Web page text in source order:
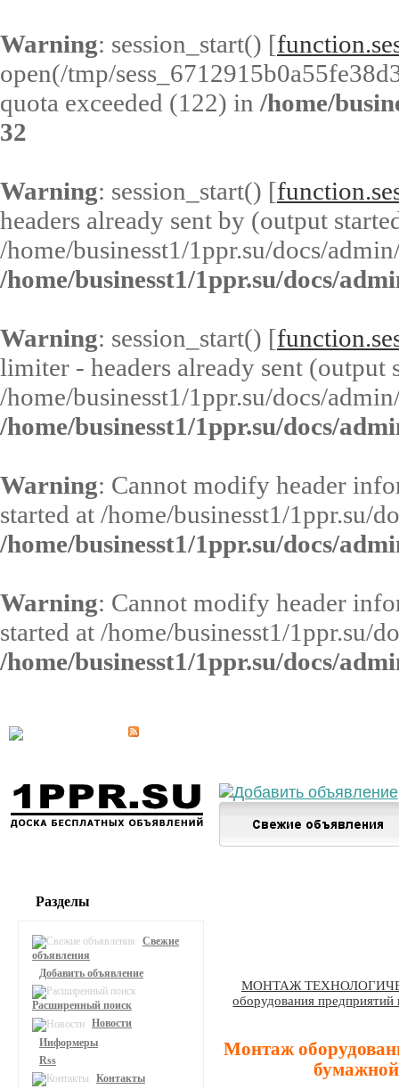
Warning: session_start() [
open(/tmp/
quota exceeded (122) in /home/
32
Warning: session_start() [
headers already sent by (output
/home/businesst1/1ppr.su/docs/
/home/businesst1/1ppr.su/docs/
Warning: session_start() [
limiter - headers already sent (output
/home/businesst1/1ppr.su/docs/
/home/businesst1/1ppr.su/docs/
Warning: Cannot modify header
started at /home/businesst1/1ppr.su/
/home/businesst1/1ppr.su/docs/
Warning: Cannot modify header
started at /home/businesst1/1ppr.su/
/home/businesst1/1ppr.su/docs/
МОНТАЖ
оборудования
Монтаж
Разделы
Свежие
объявления
Добавить объявление
Расширенный поиск
Новости
Информеры
Rss
Контакты